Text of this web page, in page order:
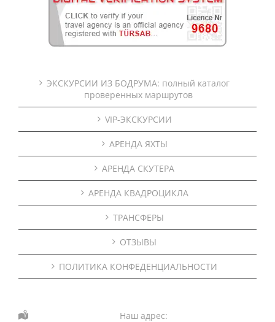
ЭКСКУРСИИ ИЗ БОДРУМА: полный каталог
проверенных маршрутов
VIP-ЭКСКУРСИИ
АРЕНДА ЯХТЫ
АРЕНДА СКУТЕРА
АРЕНДА КВАДРОЦИКЛА
ТРАНСФЕРЫ
ОТЗЫВЫ
ПОЛИТИКА КОНФЕДЕНЦИАЛЬНОСТИ
Наш адрес: